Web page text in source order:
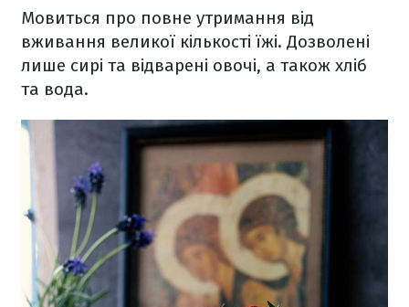
Мовиться про повне утримання від
вживання великої кількості їжі. Дозволені
лише сирі та відварені овочі, а також хліб
та вода.